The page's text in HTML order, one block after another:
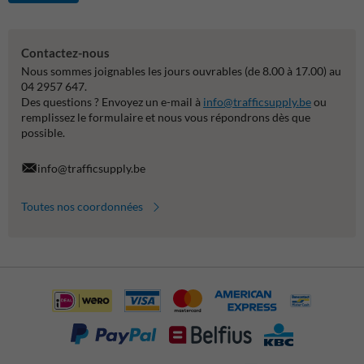
Contactez-nous
Nous sommes joignables les jours ouvrables (de 8.00 à 17.00) au
04 2957 647.
Des questions ? Envoyez un e-mail à info@trafficsupply.beou
remplissez le formulaire et nous vous répondrons dès que
possible.
info@trafficsupply.be
Toutes nos coordonnées